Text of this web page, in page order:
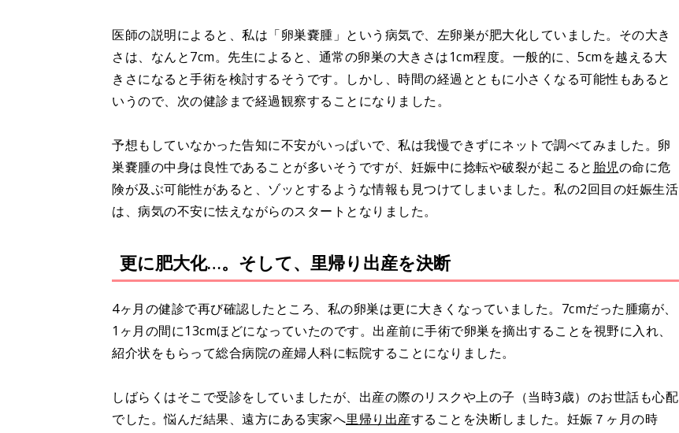
医師の説明によると、私は「卵巣嚢腫」という病気で、左卵巣が肥大化していました。その大き
さは、なんと7cm。先生によると、通常の卵巣の大きさは1cm程度。一般的に、5cmを越える大
きさになると手術を検討するそうです。しかし、時間の経過とともに小さくなる可能性もあると
いうので、次の健診まで経過観察することになりました。
予想もしていなかった告知に不安がいっぱいで、私は我慢できずにネットで調べてみました。卵
巣嚢腫の中身は良性であることが多いそうですが、妊娠中に捻転や破裂が起こると 胎児の命に危
険が及ぶ可能性があると、ゾッとするような情報も見つけてしまいました。私の2回目の妊娠生活
は、病気の不安に怯えながらのスタートとなりました。
更に肥大化…。そして、里帰り出産を決断
4ヶ月の健診で再び確認したところ、私の卵巣は更に大きくなっていました。7cmだった腫瘍が、
1ヶ月の間に13cmほどになっていたのです。出産前に手術で卵巣を摘出することを視野に入れ、
紹介状をもらって総合病院の産婦人科に転院することになりました。
しばらくはそこで受診をしていましたが、出産の際のリスクや上の子（当時3歳）のお世話も心配
でした。悩んだ結果、遠方にある実家へ里帰り出産することを決断しました。妊娠７ヶ月の時